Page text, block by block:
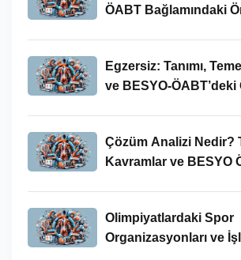
ÖABT Bağlamındaki
Egzersiz: Tanımı,
ve BESYO-ÖABT’deki
Çözüm Analizi Nedir?
Kavramlar ve BESYO
Olimpiyatlardaki Spor
Organizasyonları ve